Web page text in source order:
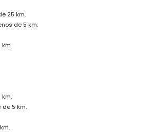
con costo adicional
para niños (bajo demanda)
de ocio para sus vacaciones en
Costa Blanca
iglesia (Iglesia Virgen del Loreto, Puerto),
ruina (Molinos de Viento, Jávea),
Jávea), edificio arquitectónico (Histórico de
(Pueblo de Jávea) (a menos de 10 kilómetros
25 km.
de 5 km.
km.
km.
de 5 km.